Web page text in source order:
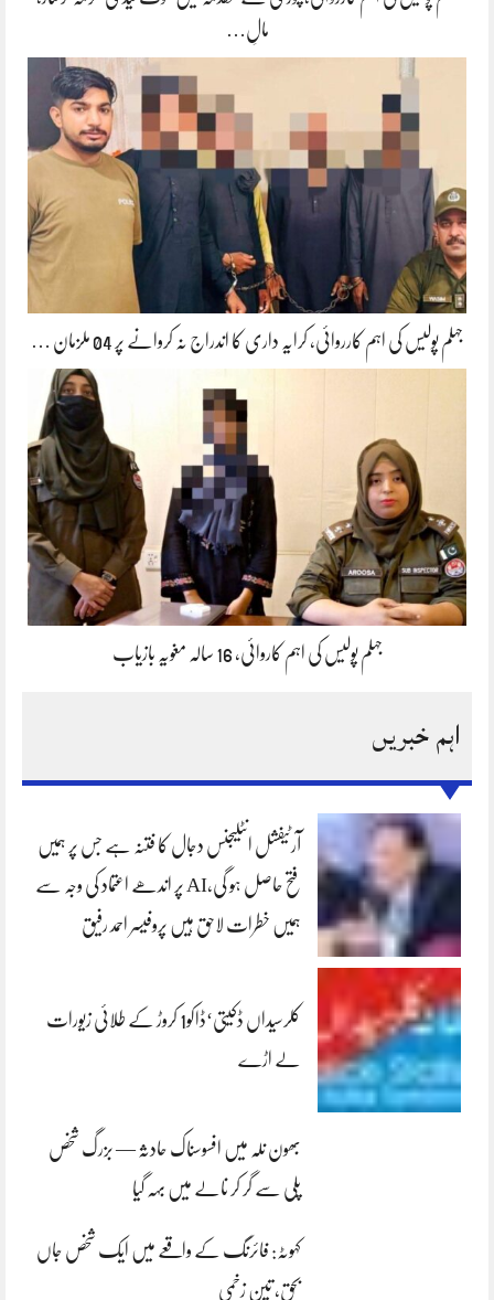
مالِ…
جہلم پولیس کی اہم کارروائی، کرایہ داری کا اندراج نہ کروانے پر 04 ملزمان …
جہلم پولیس کی اہم کاروائی، 16 سالہ مغویہ بازیاب
اہم خبریں
آرٹیفشل انٹلیجنس دجال کا فتنہ ہے جس پر ہمیں
فتح حاصل ہو گی،AI پر اندھے اعتماد کی وجہ سے
ہمیں خطرات لاحق ہیں پروفیسر احمد رفیق
کلرسیداں ڈکیتی‘ڈاکو1 کروڑ کے طلائی زیورات
لے اڑے
بھون نلہ میں افسوسناک حادثہ — بزرگ شخص
پلی سے گر کر نالے میں بہہ گیا
کہوٹہ: فائرنگ کے واقعے میں ایک شخص جاں
بحق، تین زخمی